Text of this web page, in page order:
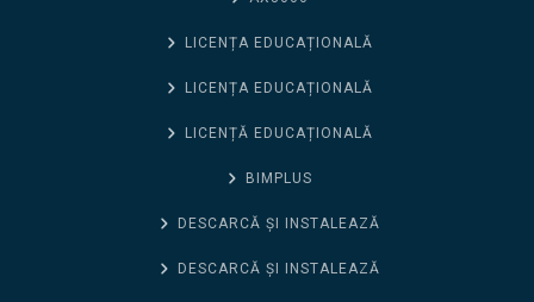
LICENȚA EDUCAȚIONALĂ
LICENȚA EDUCAȚIONALĂ
LICENȚĂ EDUCAȚIONALĂ
BIMPLUS
DESCARCĂ ȘI INSTALEAZĂ
DESCARCĂ ȘI INSTALEAZĂ